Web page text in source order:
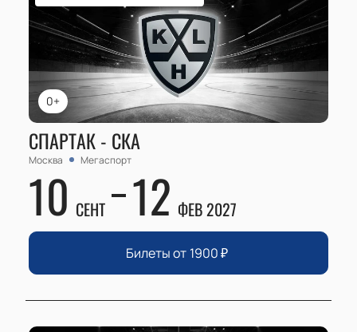
0+
СПАРТАК - СКА
Москва Мегаспорт
10 СЕНТ 12 ФЕВ 2027
Билеты от 1900₽